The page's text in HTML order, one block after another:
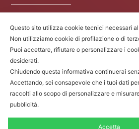
Operazione / progetto co-
Toscana 2014-2020
Fratelli
Questo sito utilizza cookie tecnici necessari
Non utilizziamo cookie di profilazione o di
Puoi accettare, rifiutare o personalizzare i
desiderati.
Chiudendo questa informativa continuerai
Accettando, sei consapevole che i tuoi dati
raccolti allo scopo di personalizzare e
pubblicità.
Accetta